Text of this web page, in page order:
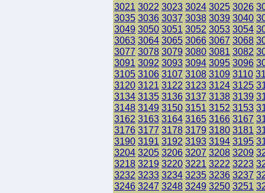
3021 3022 3023 3024 3025 3026
3035 3036 3037 3038 3039 3040
3049 3050 3051 3052 3053 3054
3063 3064 3065 3066 3067 3068
3077 3078 3079 3080 3081 3082
3091 3092 3093 3094 3095 3096
3105 3106 3107 3108 3109 3110
3120 3121 3122 3123 3124 3125
3134 3135 3136 3137 3138 3139
3148 3149 3150 3151 3152 3153
3162 3163 3164 3165 3166 3167
3176 3177 3178 3179 3180 3181
3190 3191 3192 3193 3194 3195
3204 3205 3206 3207 3208 3209
3218 3219 3220 3221 3222 3223
3232 3233 3234 3235 3236 3237
3246 3247 3248 3249 3250 3251